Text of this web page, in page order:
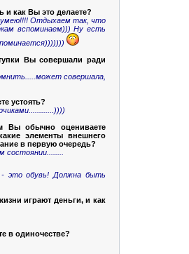
и как Вы это делаете?
Отдыхаем так, что
вспоминаем))) Ну есть
Вы совершали ради
совершала,
устоять?
Вы обычно оцениваете
элементы внешнего
в первую очередь?
состоянии........
это обувь! Должна быть
играют деньги, и как
в одиночестве?